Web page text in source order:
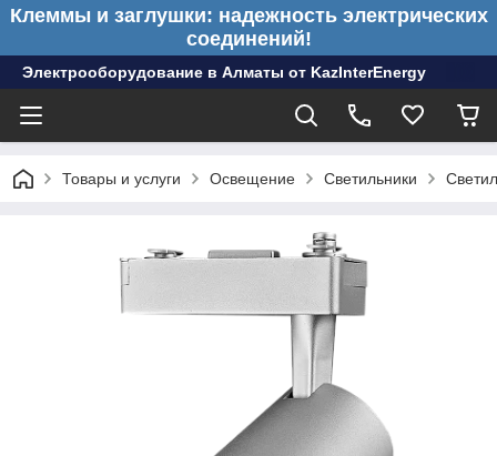
Клеммы и заглушки: надежность электрических
соединений!
Электрооборудование в Алматы от KazInterEnergy
Товары и услуги Освещение Светильники